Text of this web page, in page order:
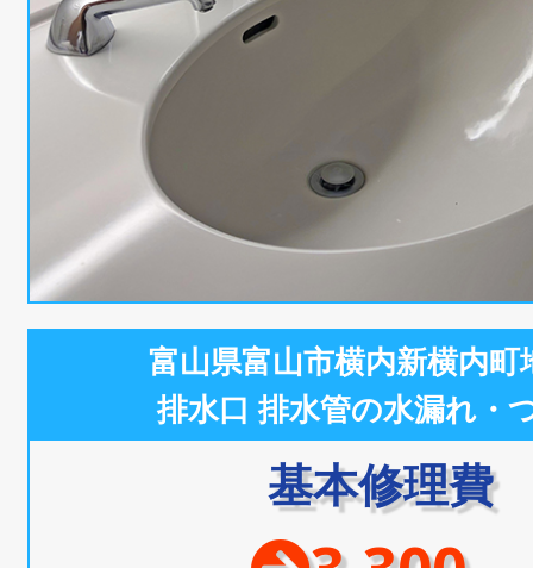
富山県富山市横内新横内町
排水口 排水管の水漏れ・
基本修理費